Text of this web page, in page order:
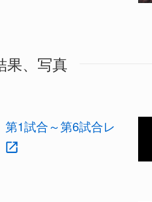
果、写真
第1試合～第6試合レ